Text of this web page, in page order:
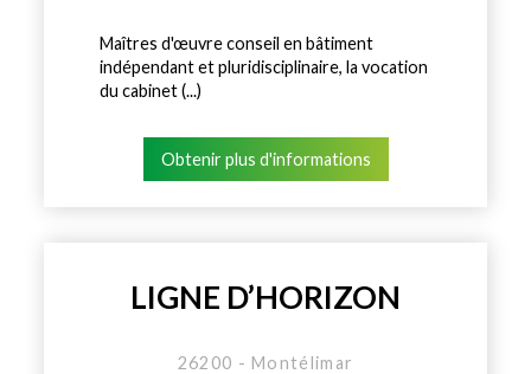
Maîtres d'œuvre conseil en bâtiment
indépendant et pluridisciplinaire, la vocation
du cabinet (...)
Obtenir plus d'informations
LIGNE D’HORIZON
26200 - Montélimar